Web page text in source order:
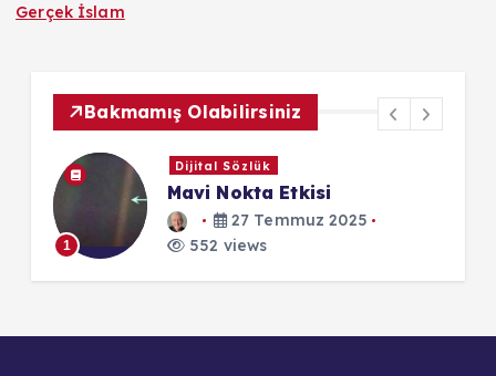
Gerçek İslam
Bakmamış Olabilirsiniz
1
Dijital Sözlük
Mavi Nokta Etkisi
27 Temmuz 2025
552 views